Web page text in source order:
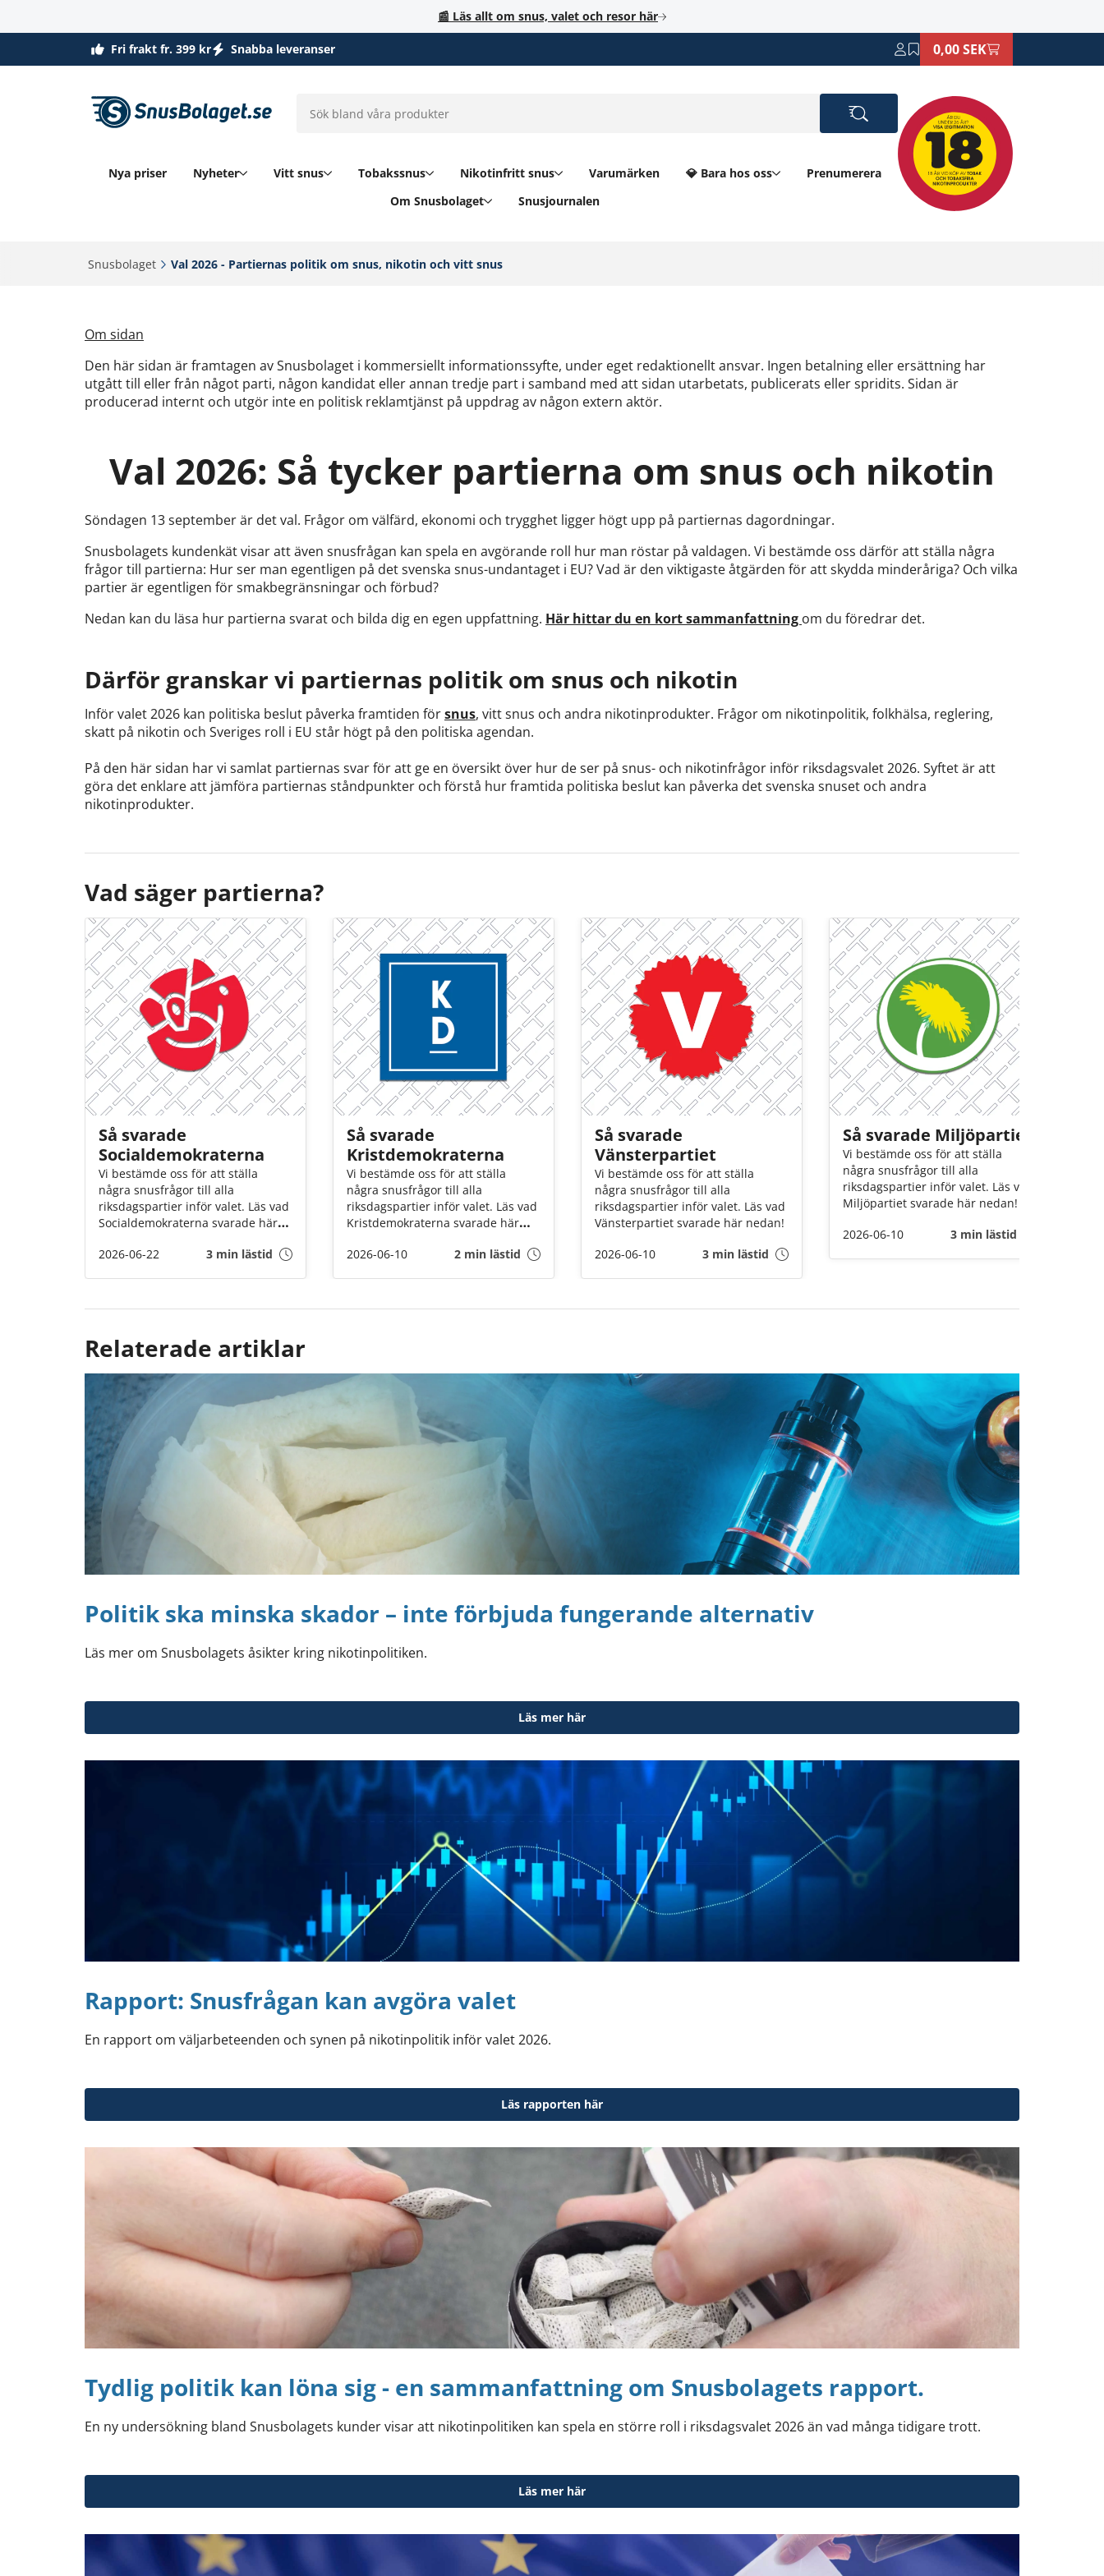
📰 Läs allt om snus, valet och resor här
Fri frakt fr. 399 kr Snabba leveranser 0,00 SEK
Nya priser Nyheter Vitt snus Tobakssnus Nikotinfritt snus Varumärken 💎 Bara hos oss
Prenumerera
Om Snusbolaget
Snusjournalen
Snusbolaget‎ Val 2026 - Partiernas politik om snus, nikotin och vitt snus‎
Om sidan
Den här sidan är framtagen av Snusbolaget i kommersiellt informationssyfte, under eget redaktionellt ansvar. Ingen betalning eller ersättning har
utgått till eller från något parti, någon kandidat eller annan tredje part i samband med att sidan utarbetats, publicerats eller spridits. Sidan är
producerad internt och utgör inte en politisk reklamtjänst på uppdrag av någon extern aktör.
Val 2026: Så tycker partierna om snus och nikotin
Söndagen 13 september är det val. Frågor om välfärd, ekonomi och trygghet ligger högt upp på partiernas dagordningar.
Snusbolagets kundenkät visar att även snusfrågan kan spela en avgörande roll hur man röstar på valdagen. Vi bestämde oss därför att ställa några
frågor till partierna: Hur ser man egentligen på det svenska snus-undantaget i EU? Vad är den viktigaste åtgärden för att skydda minderåriga? Och vilka
partier är egentligen för smakbegränsningar och förbud?
Nedan kan du läsa hur partierna svarat och bilda dig en egen uppfattning. Här hittar du en kort sammanfattning om du föredrar det.
Därför granskar vi partiernas politik om snus och nikotin
Inför valet 2026 kan politiska beslut påverka framtiden försnus, vitt snus och andra nikotinprodukter. Frågor om nikotinpolitik, folkhälsa, reglering,
skatt på nikotin och Sveriges roll i EU står högt på den politiska agendan.
På den här sidan har vi samlat partiernas svar för att ge en översikt över hur de ser på snus- och nikotinfrågor inför riksdagsvalet 2026. Syftet är att
göra det enklare att jämföra partiernas ståndpunkter och förstå hur framtida politiska beslut kan påverka det svenska snuset och andra
nikotinprodukter.
Vad säger partierna?
Så svarade
Socialdemokraterna
Vi bestämde oss för att ställa
några snusfrågor till alla
riksdagspartier inför valet. Läs vad
Socialdemokraterna svarade här
2026-06-22
3 min lästid
Så svarade
Kristdemokraterna
Vi bestämde oss för att ställa
några snusfrågor till alla
riksdagspartier inför valet. Läs vad
Kristdemokraterna svarade här
2026-06-10
2 min lästid
Så svarade
Vänsterpartiet
Vi bestämde oss för att ställa
några snusfrågor till alla
riksdagspartier inför valet. Läs vad
Vänsterpartiet svarade här nedan!
2026-06-10
3 min lästid
Så svarade Miljöpartiet
Vi bestämde oss för att ställa
några snusfrågor till alla
riksdagspartier inför valet. Läs vad
Miljöpartiet svarade här nedan!
2026-06-10
3 min lästid
Relaterade artiklar
Politik ska minska skador – inte förbjuda fungerande alternativ
Läs mer om Snusbolagets åsikter kring nikotinpolitiken.
Läs mer här
Rapport: Snusfrågan kan avgöra valet
En rapport om väljarbeteenden och synen på nikotinpolitik inför valet 2026.
Läs rapporten här
Tydlig politik kan löna sig - en sammanfattning om Snusbolagets rapport.
En ny undersökning bland Snusbolagets kunder visar att nikotinpolitiken kan spela en större roll i riksdagsvalet 2026 än vad många tidigare trott.
Läs mer här